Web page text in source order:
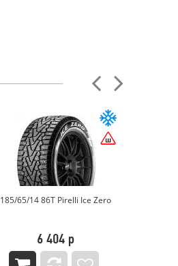
185/65/14 86T Pirelli Ice Zero
6 404 р